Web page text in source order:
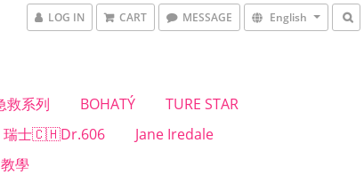
LOG IN CART MESSAGE English
救系列 BOHATÝ
TURE STAR
瑞士🇨🇭Dr.606
Jane Iredale
學